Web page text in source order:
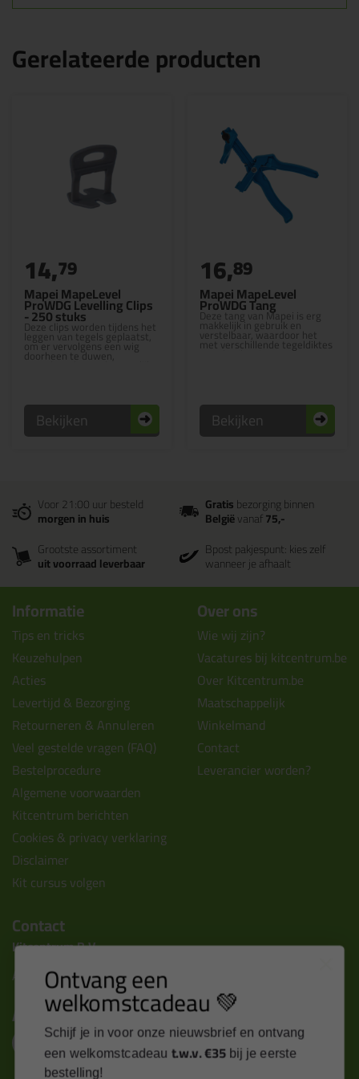
Gerelateerde producten
Mapei MapeLevel
ProWDG Levelling Clips
- 250 stuks
Deze clips worden tijdens het
leggen van tegels geplaatst,
om er vervolgens een wig
doorheen te duwen,
waardoor de tegels op gelijke
14,79
Bekijken
Mapei MapeLevel
ProWDG Tang
Deze tang van Mapei is erg
makkelijk in gebruik en
verstelbaar, waardoor het
met verschillende tegeldiktes
te gebruiken is!
16,89
Bekijken
Voor 21:00 uur besteld
morgen in huis
Gratisbezorging binnen
Belgiëvanaf75,-
Grootste assortiment
uit voorraad leverbaar
Bpost pakjespunt: kies zelf
wanneer je afhaalt
Informatie
Tips en tricks
Keuzehulpen
Acties
Levertijd & Bezorging
Retourneren & Annuleren
Veel gestelde vragen (FAQ)
Bestelprocedure
Algemene voorwaarden
Kitcentrum berichten
Cookies & privacy verklaring
Disclaimer
Kit cursus volgen
Over ons
Wie wij zijn?
Vacatures bij kitcentrum.be
Over Kitcentrum.be
Maatschappelijk
Winkelmand
Contact
Leverancier worden?
Contact
Kitcentrum B.V.
Alle contactgegevens >
Altijd op de hoogte blijven?
Ontvang een
welkomstcadeau 💚
Schijf je in voor onze nieuwsbrief en ontvang
een welkomstcadeau t.w.v. €35 bij je eerste
bestelling!